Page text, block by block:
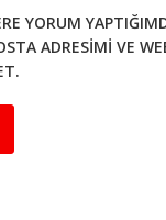
YORUM
ADRESIMI VE